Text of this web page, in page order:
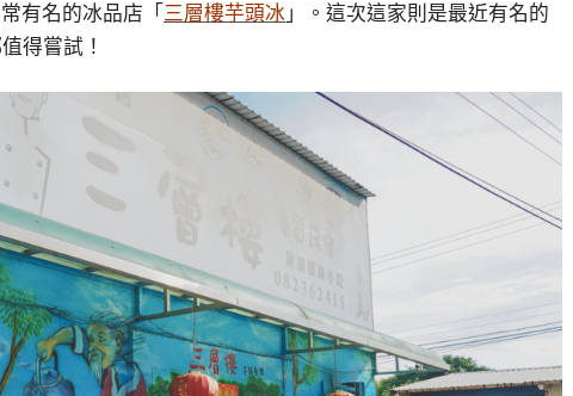
有名的冰品店「 三層樓芋頭冰 」。這次這家則是最近有名的
得嘗試！